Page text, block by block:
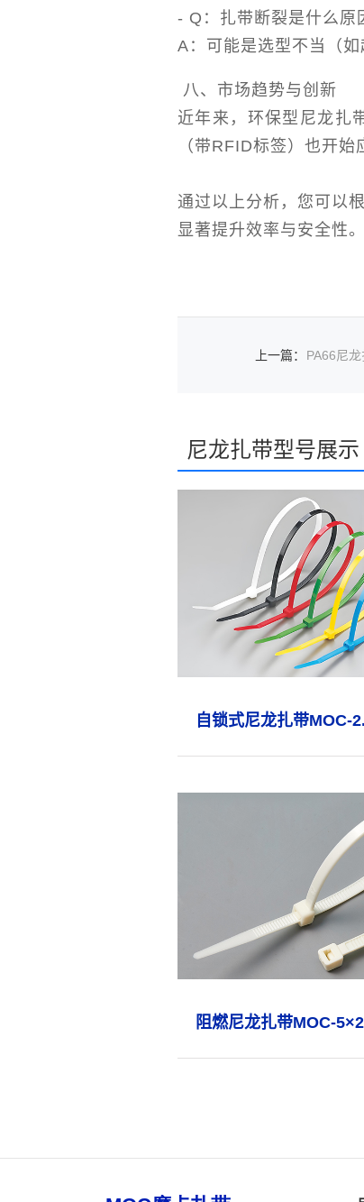
- Q：扎带断裂是什么原
A：可能是选型不当（
八、市场趋势与创新
近年来，环保型尼龙扎
（带RFID标签）也开始
通过以上分析，您可以
显著提升效率与安全性。
上一篇： PA66尼
尼龙扎带型号展示
自锁式尼龙扎带MOC-
阻燃尼龙扎带MOC-